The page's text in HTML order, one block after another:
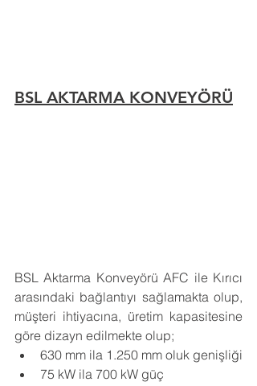
BSL AKTARMA KONVEYÖRÜ
BSL Aktarma Konveyörü AFC ile Kırıcı
arasındaki bağlantıyı sağlamakta olup,
müşteri ihtiyacına, üretim kapasitesine
göre dizayn edilmekte olup;
630 mm ila 1.250 mm oluk genişliği
75 kW ila 700 kW güç